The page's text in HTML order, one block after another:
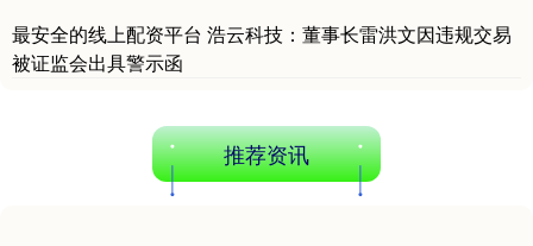
最安全的线上配资平台 浩云科技：董事长雷洪文因违规交易
被证监会出具警示函
推荐资讯